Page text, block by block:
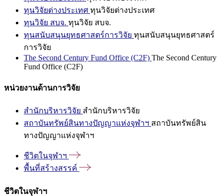
ทุนวิจัยต่างประเทศ ทุนวิจัยต่างประเทศ
ทุนวิจัย สบจ. ทุนวิจัย สบจ.
ทุนสนับสนุนยุทธศาสตร์การวิจัย ทุนสนับสนุนยุทธศาสตร์
การวิจัย
The Second Century Fund Office (C2F) The Second Century
Fund Office (C2F)
หน่วยงานด้านการวิจัย
สำนักบริหารวิจัย สำนักบริหารวิจัย
สถาบันทรัพย์สินทางปัญญาแห่งจุฬาฯ สถาบันทรัพย์สิน
ทางปัญญาแห่งจุฬาฯ
ชีวิตในจุฬาฯ
พื้นที่สร้างสรรค์
ชีวิตในจุฬาฯ